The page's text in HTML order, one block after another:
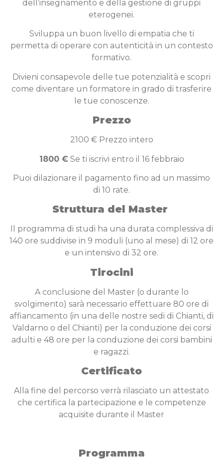
dell’insegnamento e della gestione di gruppi
eterogenei.
Sviluppa un buon livello di empatia che ti
permetta di operare con autenticità in un contesto
formativo.
Divieni consapevole delle tue potenzialità e scopri
come diventare un formatore in grado di trasferire
le tue conoscenze.
Prezzo
2100 € Prezzo intero
1800 €Se ti iscrivi entro il 16 febbraio
Puoi dilazionare il pagamento fino ad un massimo
di 10 rate.
Struttura del Master
Il programma di studi ha una durata complessiva di
140 ore suddivise in 9 moduli (uno al mese) di 12 ore
e un intensivo di 32 ore.
Tirocini
A conclusione del Master (o durante lo
svolgimento) sarà necessario effettuare 80 ore di
affiancamento (in una delle nostre sedi di Chianti, di
Valdarno o del Chianti) per la conduzione dei corsi
adulti e 48 ore per la conduzione dei corsi bambini
e ragazzi.
Certificato
Alla fine del percorso verrà rilasciato un attestato
che certifica la partecipazione e le competenze
acquisite durante il Master
Programma